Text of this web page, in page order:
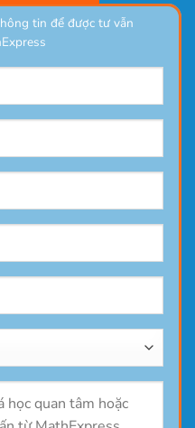
tin để được tư vẫn